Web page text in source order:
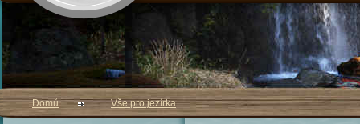
Domů Vše pro jezírka